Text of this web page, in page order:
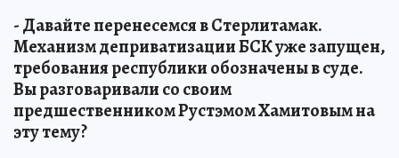
- Давайте перенесемся в Стерлитамак.
Механизм деприватизации БСК уже запущен,
требования республики обозначены в суде.
Вы разговаривали со своим
предшественником Рустэмом Хамитовым на
эту тему?